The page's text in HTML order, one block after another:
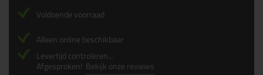
Voldoende voorraad
Alleen online beschikbaar
Levertijd controleren...
Afgesproken! Bekijk onze reviews